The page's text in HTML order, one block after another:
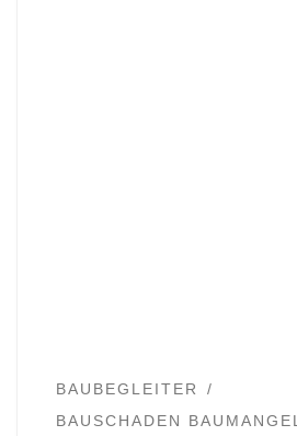
BAUBEGLEITER
BAUSCHADEN BAUMANGEL